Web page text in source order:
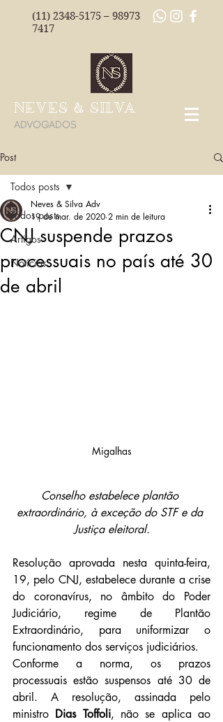
(11) 2348-5175 – 98973
7417
NEVES & SILVA
ADVOGADOS
Post
Todos posts
Artigos
Notícias
Todos posts
CNJ suspende prazos
processuais no país até 30
de abril
Neves & Silva Adv
19 de mar. de 2020 2 min de leitura
Migalhas
Conselho estabelece plantão
extraordinário, à exceção do STF e da
Justiça eleitoral.
Resolução aprovada nesta quinta-feira,
19, pelo CNJ, estabelece durante a crise
do coronavírus, no âmbito do Poder
Judiciário, regime de Plantão
Extraordinário, para uniformizar o
funcionamento dos serviços judiciários.
Conforme a norma, os prazos
processuais estão suspensos até 30 de
abril. A resolução, assinada pelo
ministro Dias Toffoli, não se aplica ao